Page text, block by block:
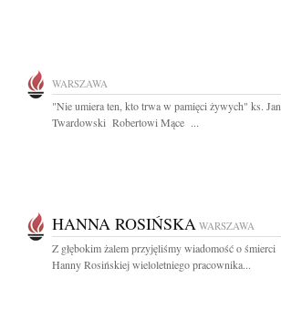
WARSZAWA
"Nie umiera ten, kto trwa w pamięci żywych" ks. Jan
Twardowski Robertowi Mące ...
HANNA ROSIŃSKA WARSZAWA
Z głębokim żalem przyjęliśmy wiadomość o śmierci
Hanny Rosińskiej wieloletniego pracownika...